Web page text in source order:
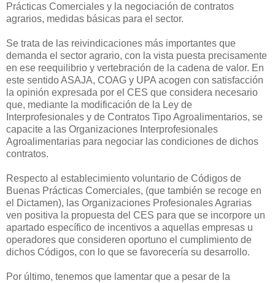
Prácticas Comerciales y la negociación de contratos
agrarios, medidas básicas para el sector.
Se trata de las reivindicaciones más importantes que
demanda el sector agrario, con la vista puesta precisamente
en ese reequilibrio y vertebración de la cadena de valor. En
este sentido ASAJA, COAG y UPA acogen con satisfacción
la opinión expresada por el CES que considera necesario
que, mediante la modificación de la Ley de
Interprofesionales y de Contratos Tipo Agroalimentarios, se
capacite a las Organizaciones Interprofesionales
Agroalimentarias para negociar las condiciones de dichos
contratos.
Respecto al establecimiento voluntario de Códigos de
Buenas Prácticas Comerciales, (que también se recoge en
el Dictamen), las Organizaciones Profesionales Agrarias
ven positiva la propuesta del CES para que se incorpore un
apartado específico de incentivos a aquellas empresas u
operadores que consideren oportuno el cumplimiento de
dichos Códigos, con lo que se favorecería su desarrollo.
Por último, tenemos que lamentar que a pesar de la